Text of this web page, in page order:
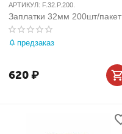
АРТИКУЛ: F.32.P.200.
Заплатки 32мм 200шт/пакет
предзаказ
620₽